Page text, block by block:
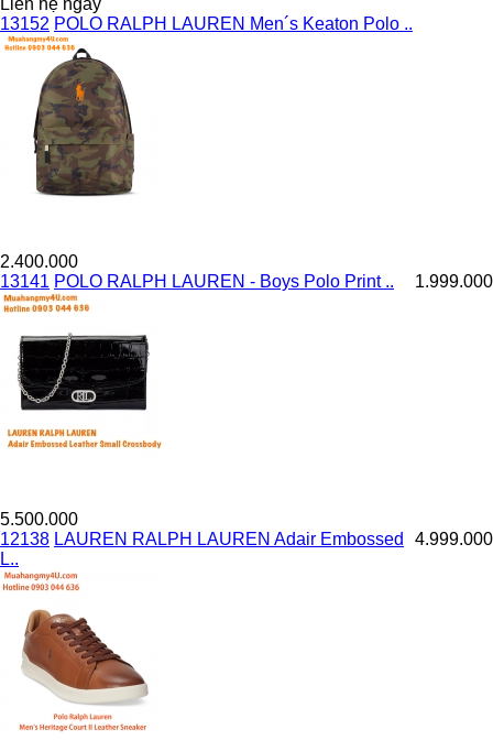
Liên hệ ngay
13152 POLO RALPH LAUREN Men´s Keaton Polo ..
2.400.000
1.999.000
13141 POLO RALPH LAUREN - Boys Polo Print ..
5.500.000
4.999.000
12138 LAUREN RALPH LAUREN Adair Embossed
L..